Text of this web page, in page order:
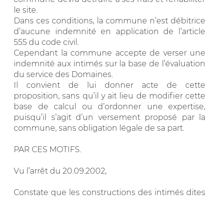
le site.
Dans ces conditions, la commune n’est débitrice
d’aucune indemnité en application de l’article
555 du code civil.
Cependant la commune accepte de verser une
indemnité aux intimés sur la base de l’évaluation
du service des Domaines.
Il convient de lui donner acte de cette
proposition, sans qu’il y ait lieu de modifier cette
base de calcul ou d’ordonner une expertise,
puisqu’il s’agit d’un versement proposé par la
commune, sans obligation légale de sa part.
PAR CES MOTIFS.
Vu l’arrêt du 20.09.2002,
Constate que les constructions des intimés dites